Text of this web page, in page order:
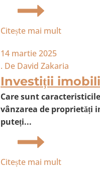
Citește mai mult
14 martie 2025
. De David Zakaria
Investiții
Care sunt
vânzarea de proprietăți
puteți...
Citește mai mult